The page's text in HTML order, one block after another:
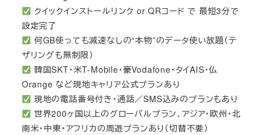
クイックインストールリンク or QRコード で 最短3分で
設定完了
何GB使っても減速なしの“本物”のデータ使い放題（テ
ザリングも無制限）
韓国SKT・米T-Mobile・豪Vodafone・タイAIS・仏
Orange など現地キャリア公式プランあり
現地の電話番号付き・通話／SMS込みのプランもあり
世界200ヶ国以上のグローバルプラン、アジア・欧州・北
南米・中東・アフリカの周遊プランあり（切替不要）